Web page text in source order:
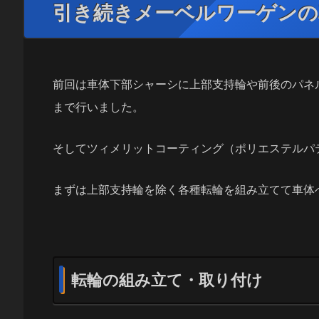
引き続きメーベルワーゲン
前回は車体下部シャーシに上部支持輪や前後のパ
まで行いました。
そしてツィメリットコーティング（ポリエステル
まずは上部支持輪を除く各種転輪を組み立てて車
転輪の組み立て・取り付け